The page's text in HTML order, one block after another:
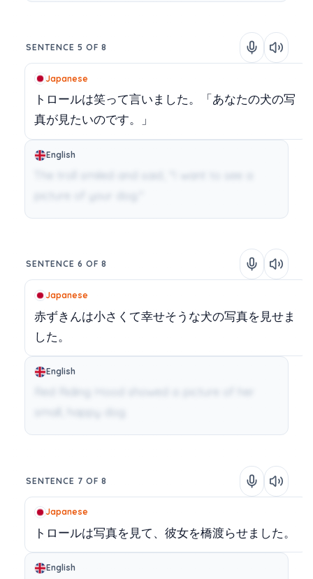
SENTENCE 5 OF 8
Japanese
トロールは笑って言いました。「あなたの犬の写
真が見たいのです。」
English
The troll smiled and said, "I want to see a
SENTENCE 6 OF 8
Japanese
赤ずきんは小さくて幸せそうな犬の写真を見せま
した。
English
Red Riding Hood showed a picture of her
small, happy dog.
SENTENCE 7 OF 8
Japanese
トロールは写真を見て、彼女を橋渡らせました。
English